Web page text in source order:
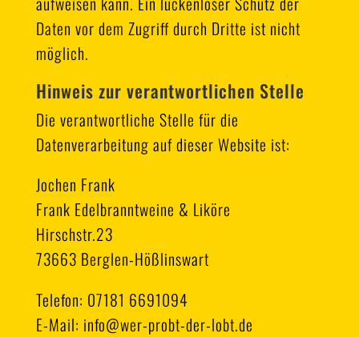
Daten vor dem Zugriff durch Dritte ist nicht
möglich.
Hinweis zur verantwortlichen Stelle
Die verantwortliche Stelle für die
Datenverarbeitung auf dieser Website ist:
Jochen Frank
Frank Edelbranntweine & Liköre
Hirschstr.23
73663 Berglen-Hößlinswart
Telefon: 07181 6691094
E-Mail: info@wer-probt-der-lobt.de